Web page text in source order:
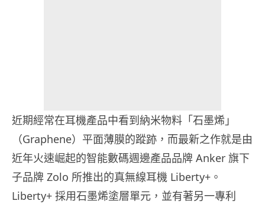
近期經常在耳機產品中看到納米物料「石墨烯」
（Graphene）平面薄膜的蹤跡，而最新之作就是由
近年火速崛起的智能數碼週邊產品品牌 Anker 旗下
子品牌 Zolo 所推出的真無線耳機 Liberty+。
Liberty+ 採用石墨烯塗層單元，並有著另一專利